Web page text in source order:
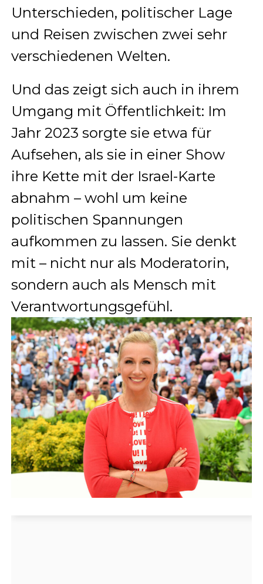
Unterschieden, politischer Lage
und Reisen zwischen zwei sehr
verschiedenen Welten.
Und das zeigt sich auch in ihrem
Umgang mit Öffentlichkeit: Im
Jahr 2023 sorgte sie etwa für
Aufsehen, als sie in einer Show
ihre Kette mit der Israel-Karte
abnahm – wohl um keine
politischen Spannungen
aufkommen zu lassen. Sie denkt
mit – nicht nur als Moderatorin,
sondern auch als Mensch mit
Verantwortungsgefühl.